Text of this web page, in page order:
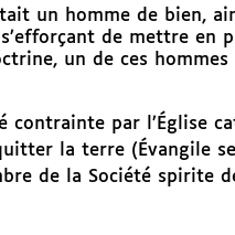
un homme de bien,
de mettre en
un de ces
contrainte par l’Église
la terre (Évangile
de la Société spirite